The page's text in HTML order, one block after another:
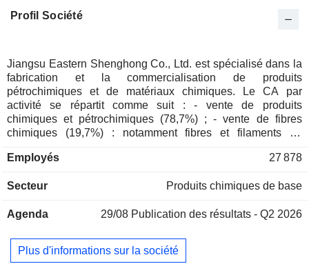
Profil Société
Jiangsu Eastern Shenghong Co., Ltd. est spécialisé dans la
fabrication et la commercialisation de produits
pétrochimiques et de matériaux chimiques. Le CA par
activité se répartit comme suit : - vente de produits
chimiques et pétrochimiques (78,7%) ; - vente de fibres
chimiques (19,7%) : notamment fibres et filaments de
et gestion d'actifs immobiliers. 95,1% du CA est réalisé en
Employés 27 878
Secteur Produits chimiques de base
Agenda 29/08 Publication des résultats - Q2 2026
Plus d'informations sur la société